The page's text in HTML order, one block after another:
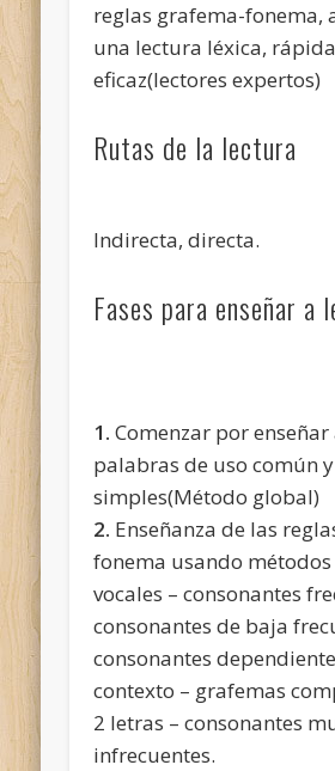
reglas grafema-fonema,
una lectura léxica,
eficaz(lectores expertos)
Rutas de la lectura
Indirecta, directa.
Fases para enseñar a
1. Comenzar por
palabras de uso común y
simples(Método global)
2. Enseñanza de las
fonema usando
vocales – consonantes
consonantes de baja
consonantes
contexto – grafemas
2 letras – consonantes
infrecuentes.